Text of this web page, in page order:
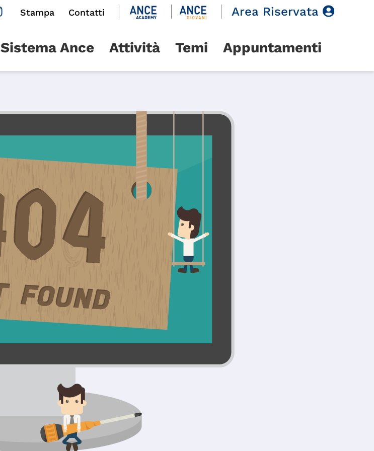
Stampa Contatti Area Riservata
Sistema Ance Attività Temi Appuntamenti